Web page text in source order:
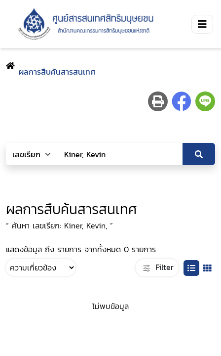
ผลการสืบค้นสารสนเทศ
ผลการสืบค้นสารสนเทศ
“ ค้นหา เลขเรียก: Kiner, Kevin, ”
แสดงข้อมูล ถึง รายการ จากทั้งหมด 0 รายการ
Filter
ไม่พบข้อมูล